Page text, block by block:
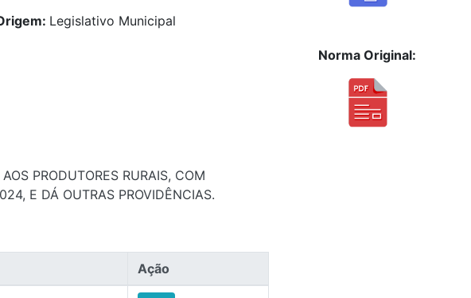
Legislativo Municipal
PRODUTORES RURAIS, COM
E DÁ OUTRAS PROVIDÊNCIAS.
Ação
Norma Original: